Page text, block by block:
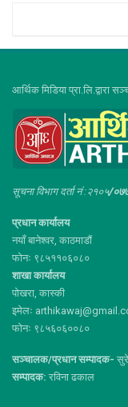
आर्थिक मिडिया प्रा.लि.द्वारा
सूचना विभाग दर्ता नं :२१०५/
प्रधान कार्यालय
नयाँ बानेश्वर, काठमाडौं
फोनः ९८५११०६०८०
शाखा कार्यालय
पोखरा, कास्की
इमेलः
फोनः ९८५६०६००८०
सञ्चालक/प्रधान सम्पादक-
सम्पादक: रविना ढकाल